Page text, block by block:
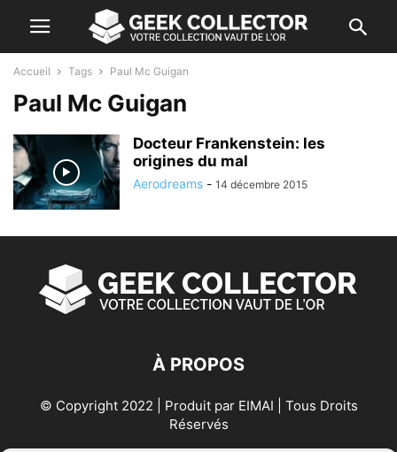
Accueil Tags Paul Mc Guigan
Paul Mc Guigan
Docteur Frankenstein: les
origines du mal
Aerodreams - 14 décembre 2015
À PROPOS
© Copyright 2022 | Produit par EIMAI | Tous Droits
Réservés